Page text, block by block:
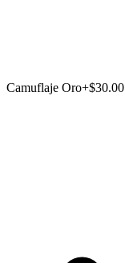
Camuflaje Oro+$30.00